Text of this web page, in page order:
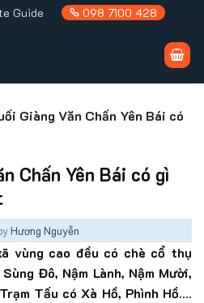
Guide 098 7100 428
Giàng Văn Chấn Yên Bái có
Chấn Yên Bái có gì
Hương Nguyễn
vùng cao đều có chè cổ thụ
Đô, Nậm Lành, Nậm Mười,
Tấu có Xà Hồ, Phình Hồ….